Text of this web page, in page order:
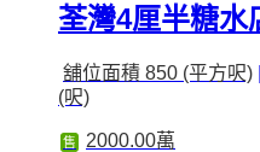
荃灣4厘半糖水
舖位面積 850 (平方呎)
(呎)
售 2000.00萬